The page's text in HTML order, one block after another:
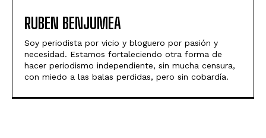
RUBEN BENJUMEA
Soy periodista por vicio y bloguero por pasión y
necesidad. Estamos fortaleciendo otra forma de
hacer periodismo independiente, sin mucha censura,
con miedo a las balas perdidas, pero sin cobardía.